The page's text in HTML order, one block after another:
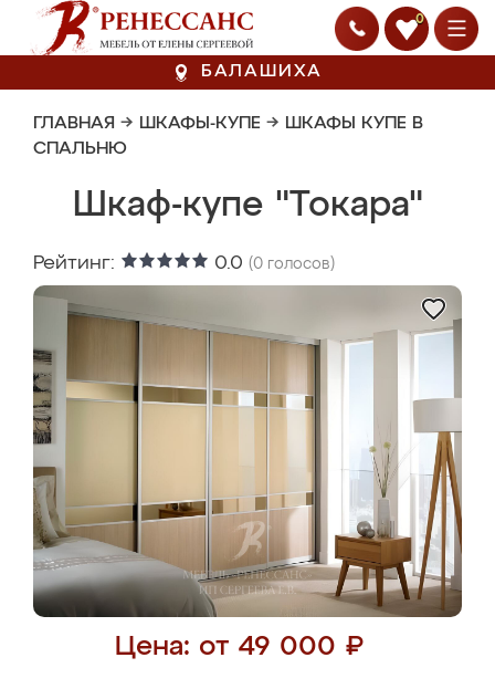
0
БАЛАШИХА
ГЛАВНАЯ → ШКАФЫ-КУПЕ → ШКАФЫ КУПЕ В
СПАЛЬНЮ
Шкаф-купе "Токара"
Рейтинг: 0.0 (0 голосов)
Цена: от 49 000 ₽